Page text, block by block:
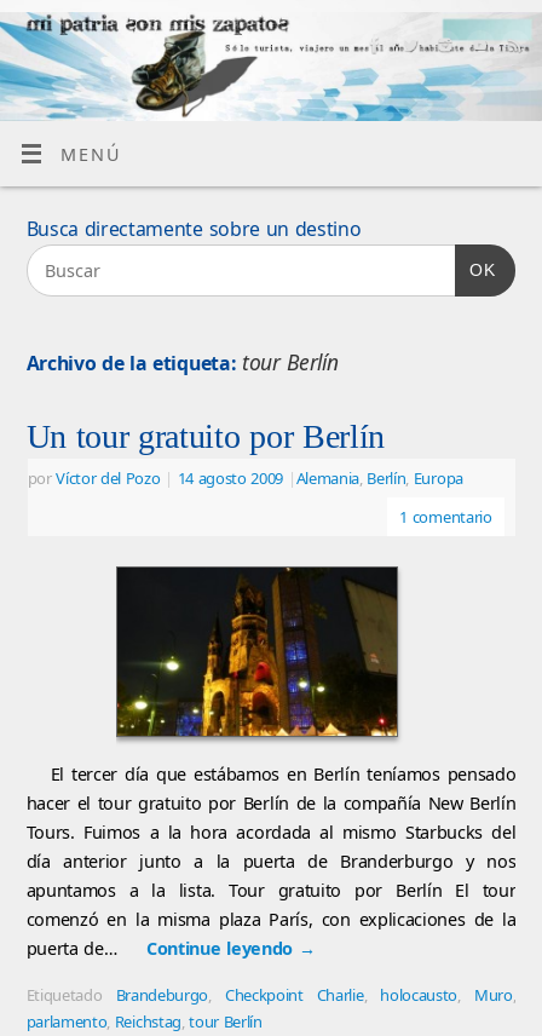
MENÚ
Busca directamente sobre un destino
OK
Archivo de la etiqueta: tour Berlín
Un tour gratuito por Berlín
porVíctor del Pozo | 14 agosto 2009 |Alemania, Berlín Europa
1 comentario
El tercer día que estábamos en Berlín teníamos pensado
hacer el tour gratuito por Berlín de la compañía New Berlín
Tours. Fuimos a la hora acordada al mismo Starbucks del
día anterior junto a la puerta de Branderburgo y nos
apuntamos a la lista. Tour gratuito por Berlín El tour
comenzó en la misma plaza París, con explicaciones de la
puerta de…
Continue leyendo →
Etiquetado Brandeburgo, Checkpoint Charlie, holocausto, Muro,
parlamento, Reichstag,tour Berlín